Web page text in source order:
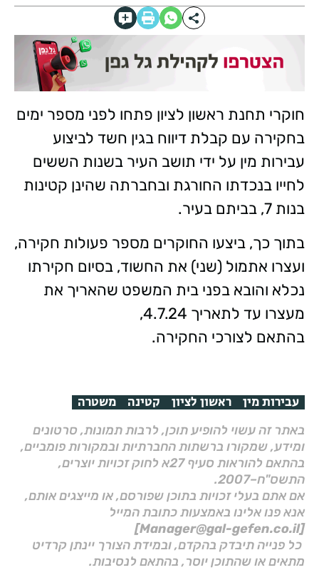
חוקרי תחנת ראשון לציון פתחו לפני מספר ימים
בחקירה עם קבלת דיווח בגין חשד לביצוע
עבירות מין על ידי תושב העיר בשנות הששים
לחייו בנכדתו החורגת ובחברתה שהינן קטינות
בנות 7, בביתם בעיר.
בתוך כך, ביצעו החוקרים מספר פעולות חקירה,
ועצרו אתמול (שני) את החשוד, בסיום חקירתו
נכלא והובא בפני בית המשפט שהאריך את
מעצרו עד לתאריך 4.7.24,
בהתאם לצורכי החקירה.
עבירות מין ראשון לציון קטינה משטרה
באתר זה עשוי להופיע תוכן, לרבות תמונות, סרטונים
ומידע, שמקורו ברשתות החברתיות ובמקורות פומביים,
בהתאם להוראות סעיף 27א לחוק זכויות יוצרים,
התשס"ח–2007.
אם אתם בעלי זכויות בתוכן שפורסם, או מייצגים אותם,
אנא פנו אלינו באמצעות כתובת המייל
[Manager@gal-gefen.co.il]
כל פנייה תיבדק בהקדם, ובמידת הצורך יינתן קרדיט
מתאים או שהתוכן יוסר, בהתאם לנסיבות.